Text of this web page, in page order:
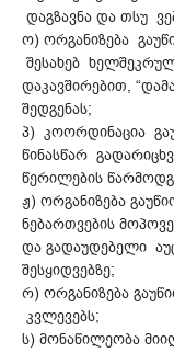
დაგზავნა და თსუ
ო) ორგანიზება
შესახებ
დაკავშირებით,
შედგენას;
პ) კოორდინაცია
წინასწარ
წერილების
ჟ) ორგანიზება
ნებართვების
და გადაუდებელი
შესყიდვებზე;
რ) ორგანიზება
კვლევებს;
ს) მონაწილეობა